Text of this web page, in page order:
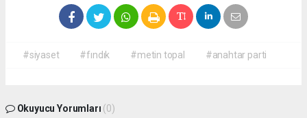
#siyaset #fındık #metin topal #anahtar parti
Okuyucu Yorumları (0)